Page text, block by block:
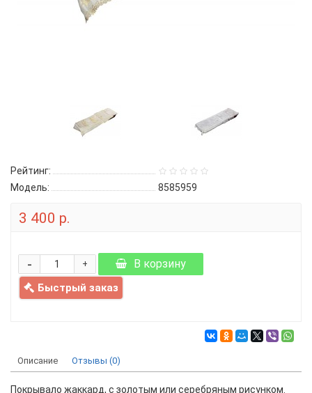
Рейтинг:
Модель:
8585959
3 400 р.
+
- В корзину
Быстрый заказ
Описание Отзывы (0)
Покрывало жаккард, с золотым или серебряным рисунком.